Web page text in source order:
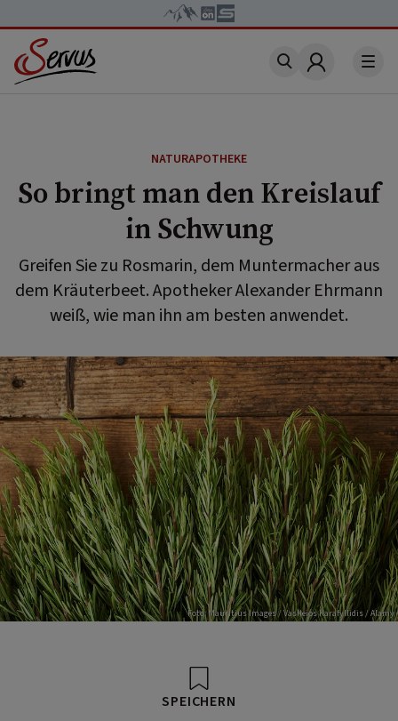
Account
NATURAPOTHEKE
So bringt man den Kreislauf
in Schwung
Greifen Sie zu Rosmarin, dem Muntermacher aus
dem Kräuterbeet. Apotheker Alexander Ehrmann
weiß, wie man ihn am besten anwendet.
Foto: Mauritius Images / Vasileios Karafyllidis / Alamy
SPEICHERN